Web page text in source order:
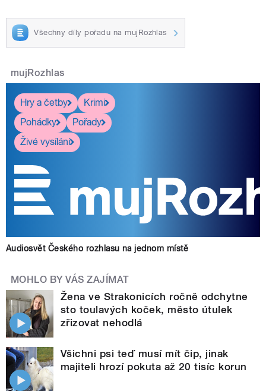
Všechny díly pořadu na mujRozhlas
mujRozhlas
Hry a četby
Krimi
Pohádky
Pořady
Živé vysílání
Audiosvět Českého rozhlasu na jednom místě
MOHLO BY VÁS ZAJÍMAT
Žena ve Strakonicích ročně odchytne
sto toulavých koček, město útulek
zřizovat nehodlá
Všichni psi teď musí mít čip, jinak
majiteli hrozí pokuta až 20 tisíc korun